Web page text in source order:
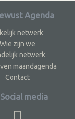
Agenda
netwerk
Wie zijn we
netwerk
maandagenda
Contact
Social media